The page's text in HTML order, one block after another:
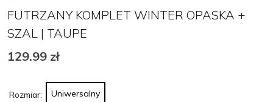
FUTRZANY KOMPLET WINTER OPASKA +
SZAL | TAUPE
129.99 zł
Rozmiar: Uniwersalny